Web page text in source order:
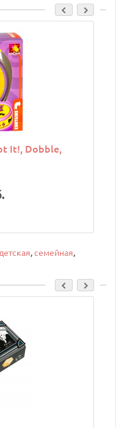
It!, Dobble,
детская,семейная,